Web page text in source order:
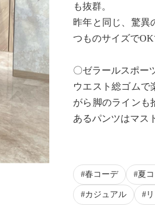
も抜群。
昨年と同じ、驚異
つものサイズでOK
〇ゼラールスポ
ウエスト総ゴムで
がら脚のラインも
あるパンツはマス
春コーデ 夏
カジュアル